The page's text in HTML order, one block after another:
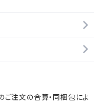
注文の合算・同梱包によ